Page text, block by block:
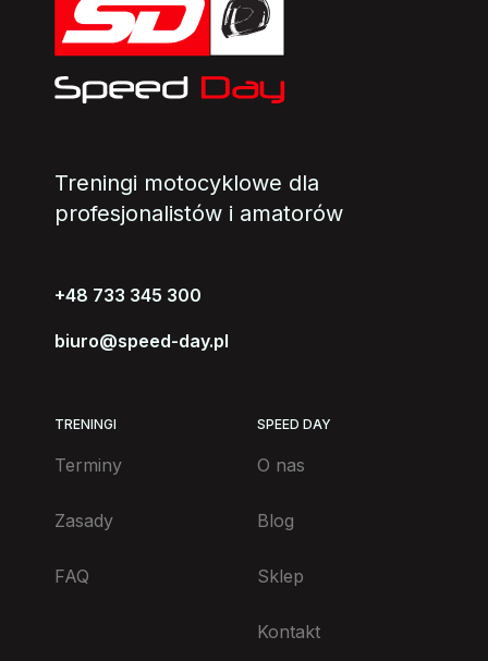
Treningi motocyklowe dla
profesjonalistów i amatorów
+48 733 345 300
biuro@speed-day.pl
TRENINGI
Terminy
Zasady
FAQ
SPEED DAY
O nas
Blog
Sklep
Kontakt